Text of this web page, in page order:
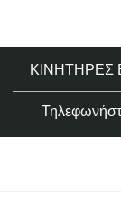
ΚΙΝΗΤΉΡΕΣ